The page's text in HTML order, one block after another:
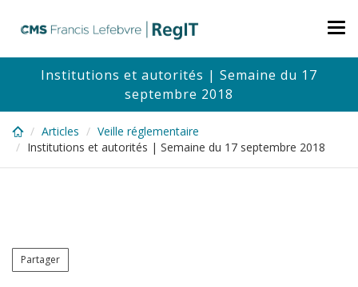
content
Institutions et autorités | Semaine du 17
septembre 2018
Articles
Veille réglementaire
Institutions et autorités | Semaine du 17 septembre 2018
Partager